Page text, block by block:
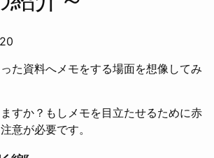
た資料へメモをする場面を想像してみ
すか？もしメモを目立たせるために赤
意が必要です。